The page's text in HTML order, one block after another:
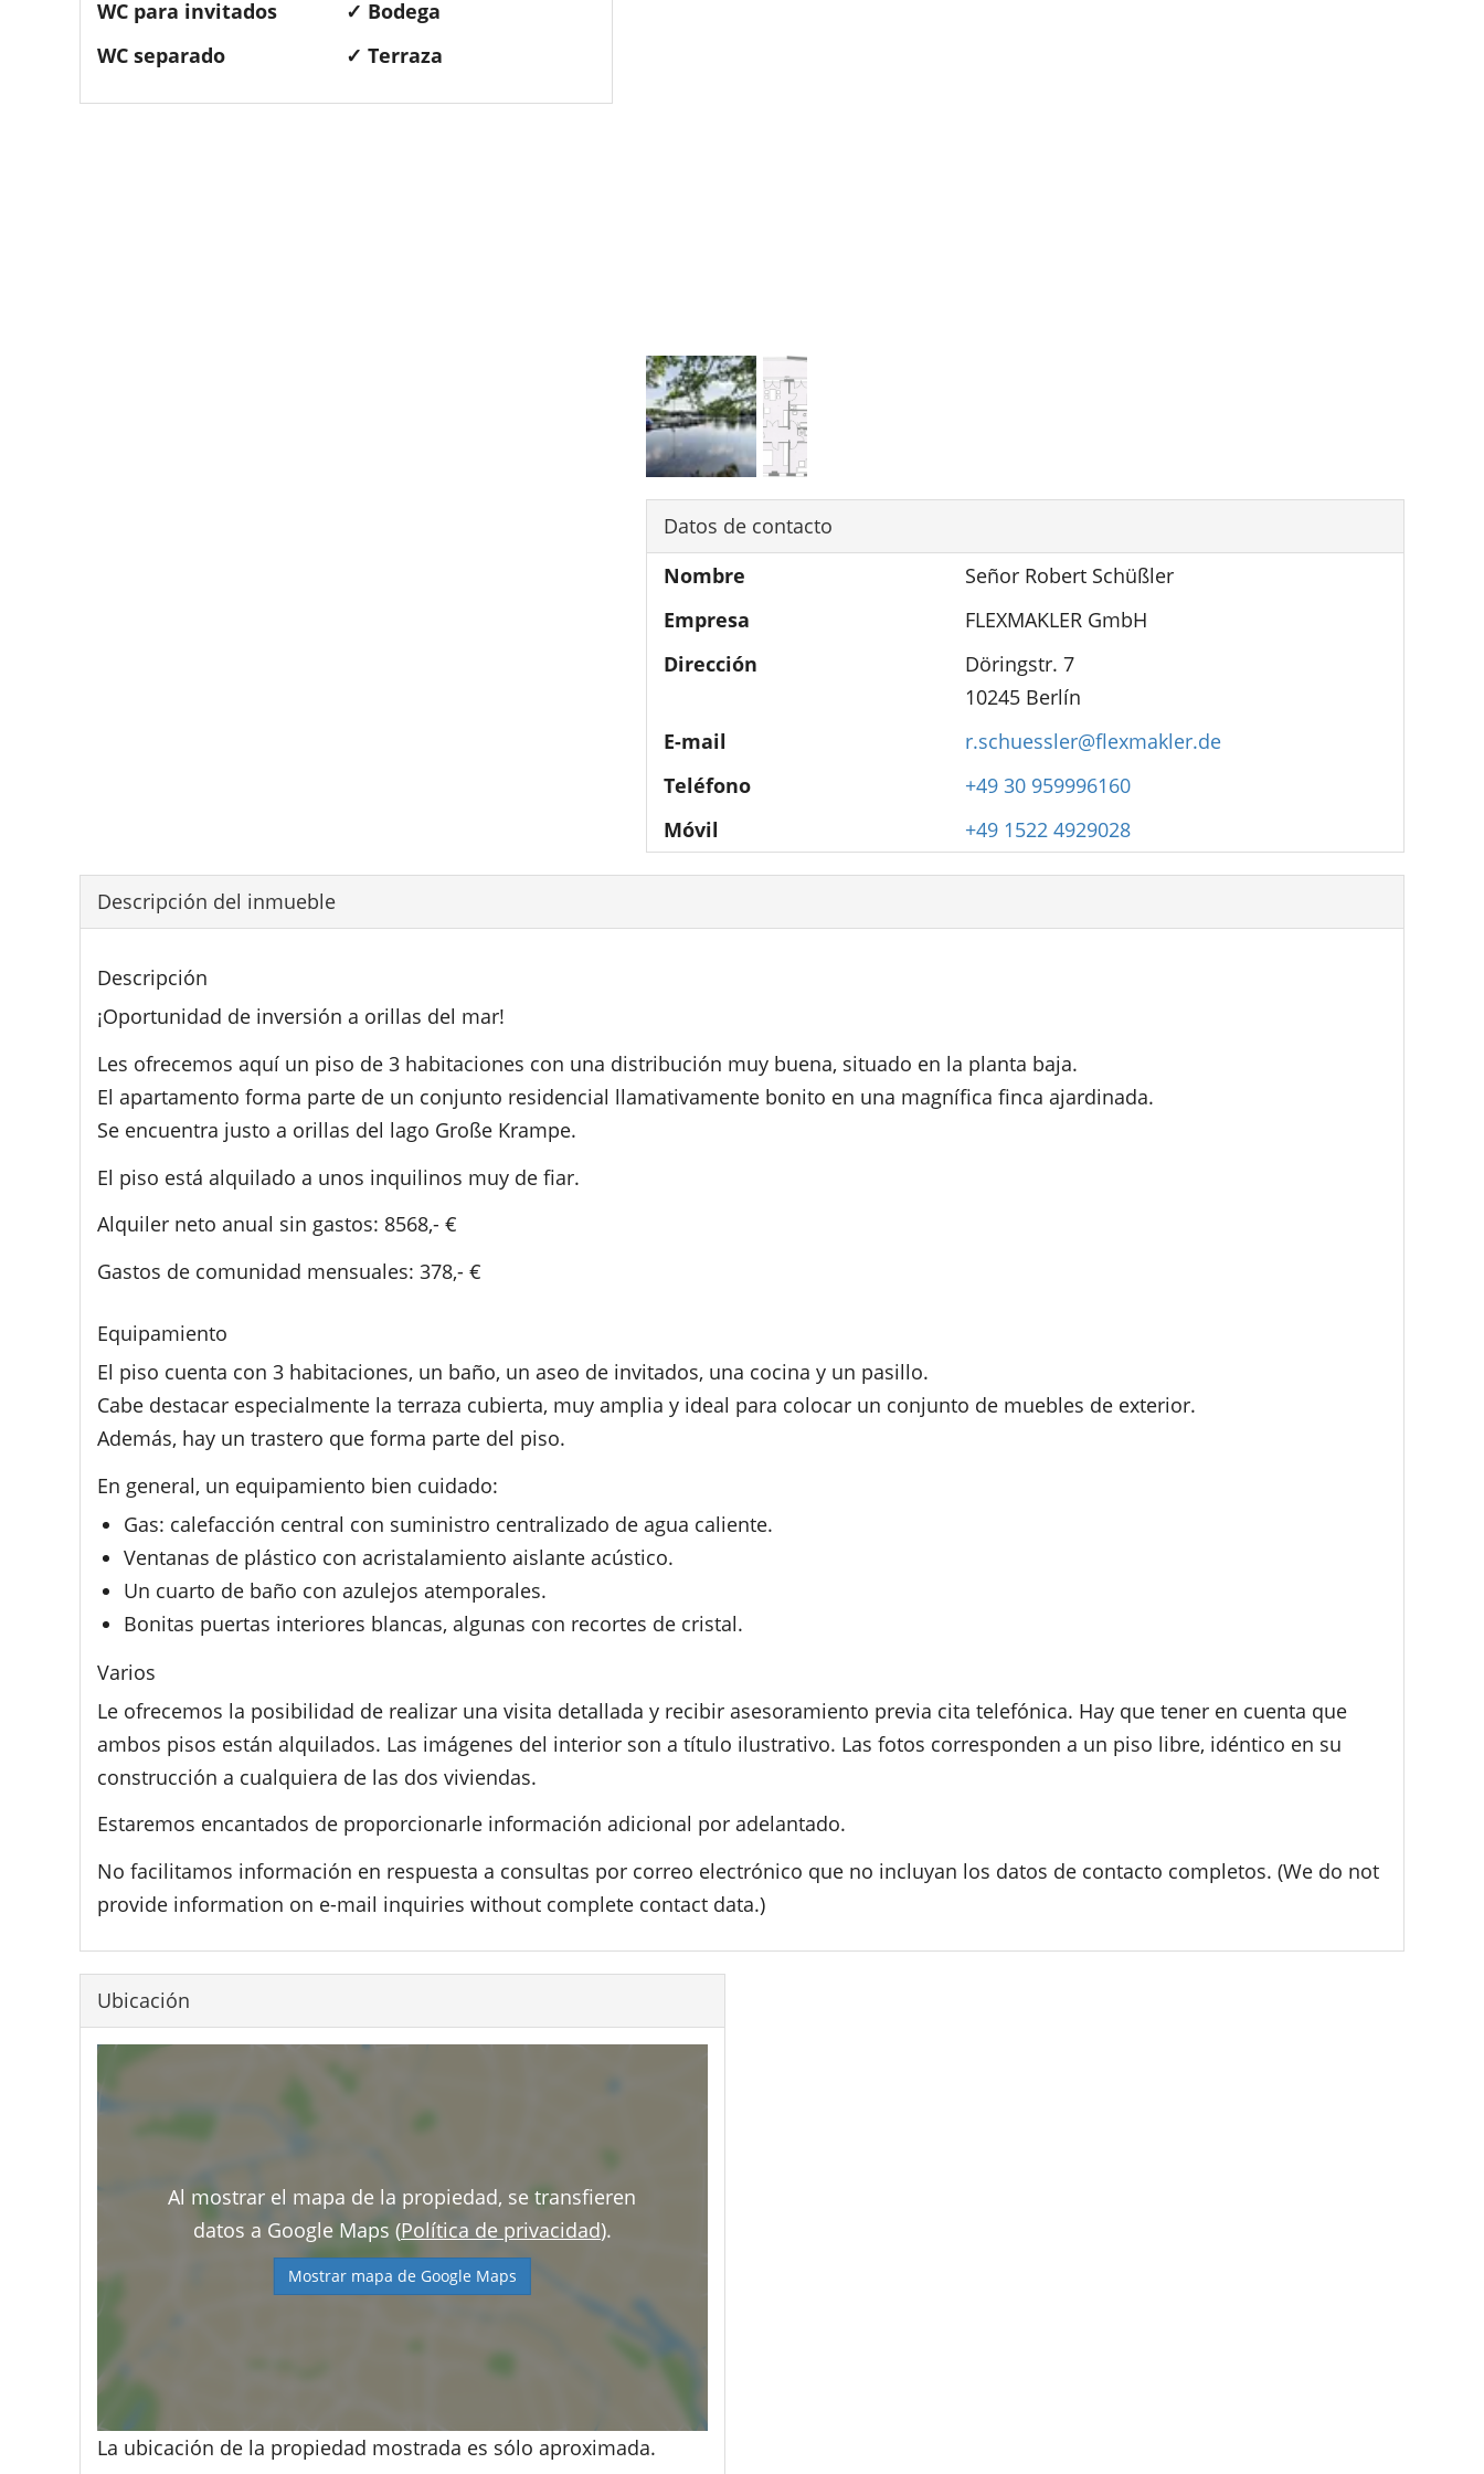
Datos de contacto
Nombre
Señor Robert Schüßler
Empresa
FLEXMAKLER GmbH
Dirección
Döringstr. 7
10245 Berlín
E-mail
r.schuessler@flexmakler.de
Teléfono
+49 30 959996160
Móvil
+49 1522 4929028
WC para invitados
✓ Bodega
WC separado
✓ Terraza
Descripción del inmueble
Descripción
¡Oportunidad de inversión a orillas del mar!
Les ofrecemos aquí un piso de 3 habitaciones con una distribución muy buena, situado en la planta baja.
El apartamento forma parte de un conjunto residencial llamativamente bonito en una magnífica finca ajardinada.
Se encuentra justo a orillas del lago Große Krampe.
El piso está alquilado a unos inquilinos muy de fiar.
Alquiler neto anual sin gastos: 8568,- €
Gastos de comunidad mensuales: 378,- €
Equipamiento
El piso cuenta con 3 habitaciones, un baño, un aseo de invitados, una cocina y un pasillo.
Cabe destacar especialmente la terraza cubierta, muy amplia y ideal para colocar un conjunto de muebles de exterior.
Además, hay un trastero que forma parte del piso.
En general, un equipamiento bien cuidado:
Gas: calefacción central con suministro centralizado de agua caliente.
Ventanas de plástico con acristalamiento aislante acústico.
Un cuarto de baño con azulejos atemporales.
Bonitas puertas interiores blancas, algunas con recortes de cristal.
Varios
Le ofrecemos la posibilidad de realizar una visita detallada y recibir asesoramiento previa cita telefónica. Hay que tener en cuenta que
ambos pisos están alquilados. Las imágenes del interior son a título ilustrativo. Las fotos corresponden a un piso libre, idéntico en su
construcción a cualquiera de las dos viviendas.
Estaremos encantados de proporcionarle información adicional por adelantado.
No facilitamos información en respuesta a consultas por correo electrónico que no incluyan los datos de contacto completos. (We do not
provide information on e-mail inquiries without complete contact data.)
Ubicación
Al mostrar el mapa de la propiedad, se transfieren
datos a Google Maps (Política de privacidad).
Mostrar mapa de Google Maps
La ubicación de la propiedad mostrada es sólo aproximada.